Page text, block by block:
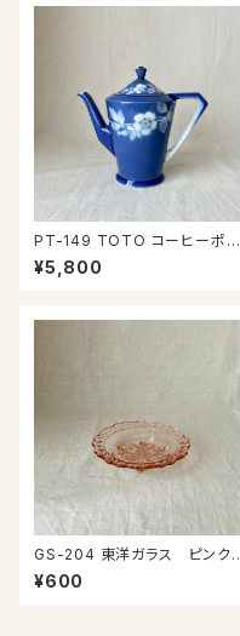
PT-149 TOTO コーヒーポッ
ト
¥5,800
GS-204 東洋ガラス ピンクガ
ラスのプレート
¥600